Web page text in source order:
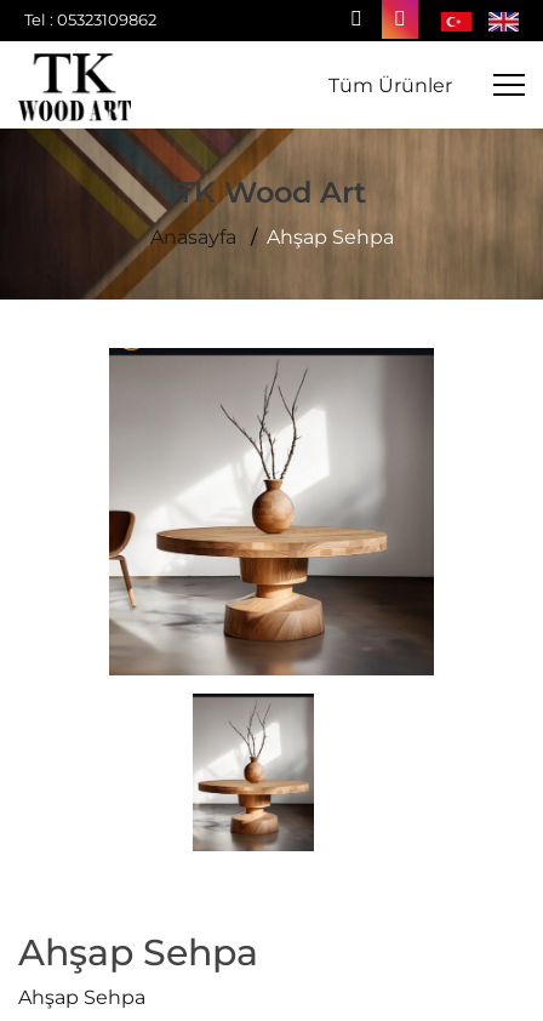
Tel : 05323109862
Tüm Ürünler
TK Wood Art
Anasayfa Ahşap Sehpa
Ahşap Sehpa
Ahşap Sehpa